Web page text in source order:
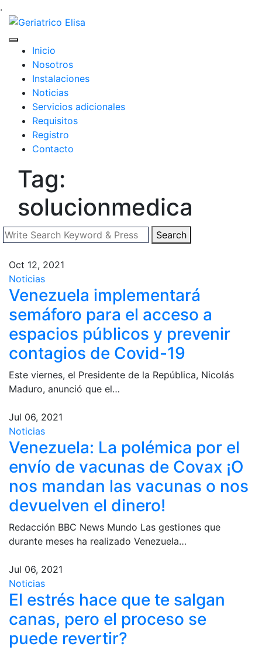
.
Inicio
Nosotros
Instalaciones
Noticias
Servicios adicionales
Requisitos
Registro
Contacto
Tag:
solucionmedica
Search
Oct 12, 2021
Noticias
Venezuela implementará
semáforo para el acceso a
espacios públicos y prevenir
contagios de Covid-19
Este viernes, el Presidente de la República, Nicolás
Maduro, anunció que el…
Jul 06, 2021
Noticias
Venezuela: La polémica por el
envío de vacunas de Covax ¡O
nos mandan las vacunas o nos
devuelven el dinero!
Redacción BBC News Mundo Las gestiones que
durante meses ha realizado Venezuela…
Jul 06, 2021
Noticias
El estrés hace que te salgan
canas, pero el proceso se
puede revertir?